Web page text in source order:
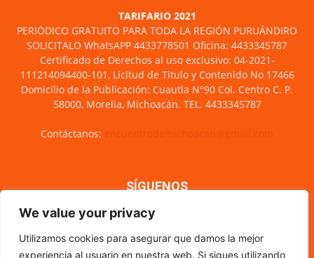
We value your privacy
Utilizamos cookies para asegurar que damos la mejor
experiencia al usuario en nuestra web. Si sigues utilizando
TARIFARIO 2021
PERIÓDICO GRATUITO PARA TODA LA REGIÓN PURUÁNDIRO
SOLICITALO WhatsAPP 4433778501 Oficina: 4433345787
Certificado de Derechos al uso exclusivo: 04-2021-
111214094400-101, Licitud de Titulo y Contenido No 17466
Domicilio de la Publicación: Cuautla N°90 Col. Centro C. P.
58000, Morelia, Michoacán. TEL. 4433345787
Contáctanos:
SÍGUENOS